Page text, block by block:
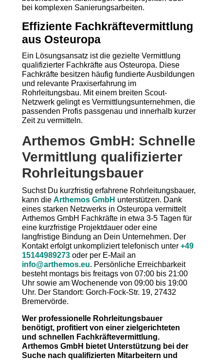
bei komplexen Sanierungsarbeiten.
Effiziente Fachkräftevermittlung
aus Osteuropa
Ein Lösungsansatz ist die gezielte Vermittlung
qualifizierter Fachkräfte aus Osteuropa. Diese
Fachkräfte besitzen häufig fundierte Ausbildungen
und relevante Praxiserfahrung im
Rohrleitungsbau. Mit einem breiten Scout-
Netzwerk gelingt es Vermittlungsunternehmen, die
passenden Profis passgenau und innerhalb kurzer
Zeit zu vermitteln.
Arthemos GmbH: Schnelle
Vermittlung qualifizierter
Rohrleitungsbauer
Suchst Du kurzfristig erfahrene Rohrleitungsbauer,
kann die Arthemos GmbH unterstützen. Dank
eines starken Netzwerks in Osteuropa vermittelt
Arthemos GmbH Fachkräfte in etwa 3-5 Tagen für
eine kurzfristige Projektdauer oder eine
langfristige Bindung an Dein Unternehmen. Der
Kontakt erfolgt unkompliziert telefonisch unter +49
15144989273oder per E-Mail an
info@arthemos.eu. Persönliche Erreichbarkeit
besteht montags bis freitags von 07:00 bis 21:00
Uhr sowie am Wochenende von 09:00 bis 19:00
Uhr. Der Standort: Gorch-Fock-Str. 19, 27432
Bremervörde.
Wer professionelle Rohrleitungsbauer
benötigt, profitiert von einer zielgerichteten
und schnellen Fachkräftevermittlung.
Arthemos GmbH bietet Unterstützung bei der
Suche nach qualifizierten Mitarbeitern und